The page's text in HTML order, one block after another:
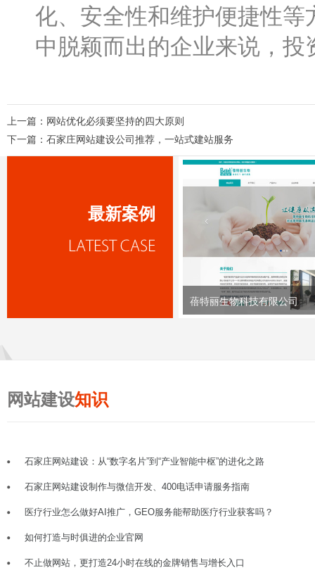
化、安全性和维护便捷性
中脱颖而出的企业来说，
上一篇： 网站优化必须要坚持的四大原则
下一篇： 石家庄网站建设公司推荐，一站式建站服务
最新案例
蓓特丽生物科技有限公司
网站建设知识
石家庄网站建设：从“数字名片”到“产业智能中枢”的进化之路
石家庄网站建设制作与微信开发、400电话申请服务指南
医疗行业怎么做好AI推广，GEO服务能帮助医疗行业获客吗？
如何打造与时俱进的企业官网
不止做网站，更打造24小时在线的金牌销售与增长入口